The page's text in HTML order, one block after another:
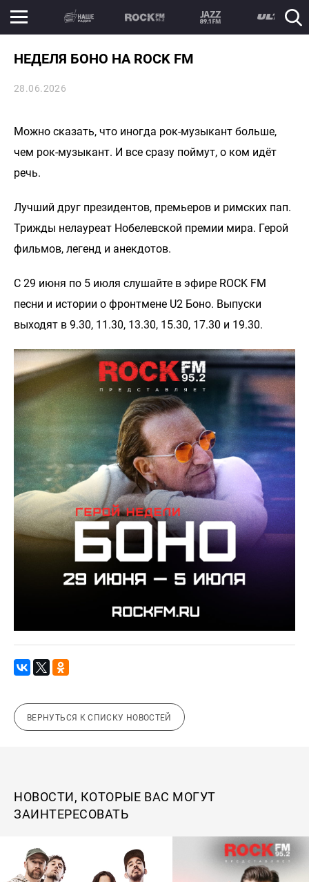
НЕДЕЛЯ БОНО НА ROCK FM
28.06.2026
Можно сказать, что иногда рок-музыкант больше,
чем рок-музыкант. И все сразу поймут, о ком идёт
речь.
Лучший друг президентов, премьеров и римских пап.
Трижды нелауреат Нобелевской премии мира. Герой
фильмов, легенд и анекдотов.
С 29 июня по 5 июля слушайте в эфире ROCK FM
песни и истории о фронтмене U2 Боно. Выпуски
выходят в 9.30, 11.30, 13.30, 15.30, 17.30 и 19.30.
ВЕРНУТЬСЯ К СПИСКУ НОВОСТЕЙ
НОВОСТИ, КОТОРЫЕ ВАС МОГУТ
ЗАИНТЕРЕСОВАТЬ